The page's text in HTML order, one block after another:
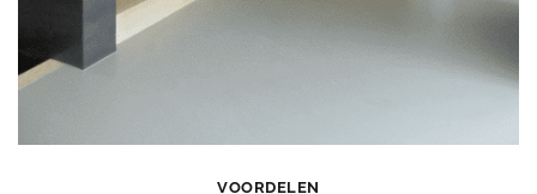
VOORDELEN